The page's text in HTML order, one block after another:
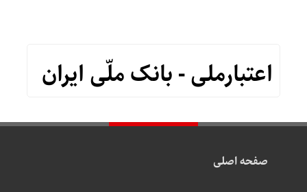
اعتبارملی - بانک ملّی ایران
صفحه اصلی